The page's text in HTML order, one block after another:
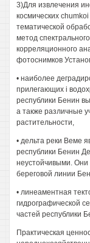
3)Для извлечения
космических
тематической
метод
корреляционного
фотоснимков
• наиболее
прилегающих i
республики Бенин
а также различные
растительности,
• дельта реки Веме
республики Бенин
неустойчивыми.
береговой линии
• линеаментная
гидрографической
частей республики
Практическая